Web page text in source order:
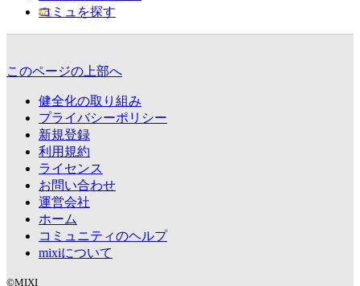
コミュを探す
このページの上部へ
健全化の取り組み
プライバシーポリシー
新規登録
利用規約
ライセンス
お問い合わせ
運営会社
ホーム
コミュニティのヘルプ
mixiについて
©MIXI